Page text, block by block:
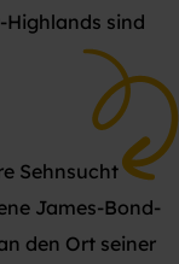
Highlands sind
Sehnsucht
James-Bond-
den Ort seiner